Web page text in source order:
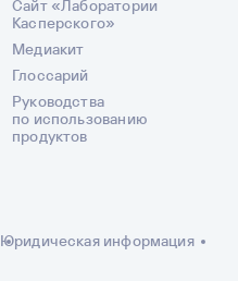
Сайт «Лаборатории
Касперского»
Медиакит
Глоссарий
Руководства
по использованию
продуктов
Юридическая информация